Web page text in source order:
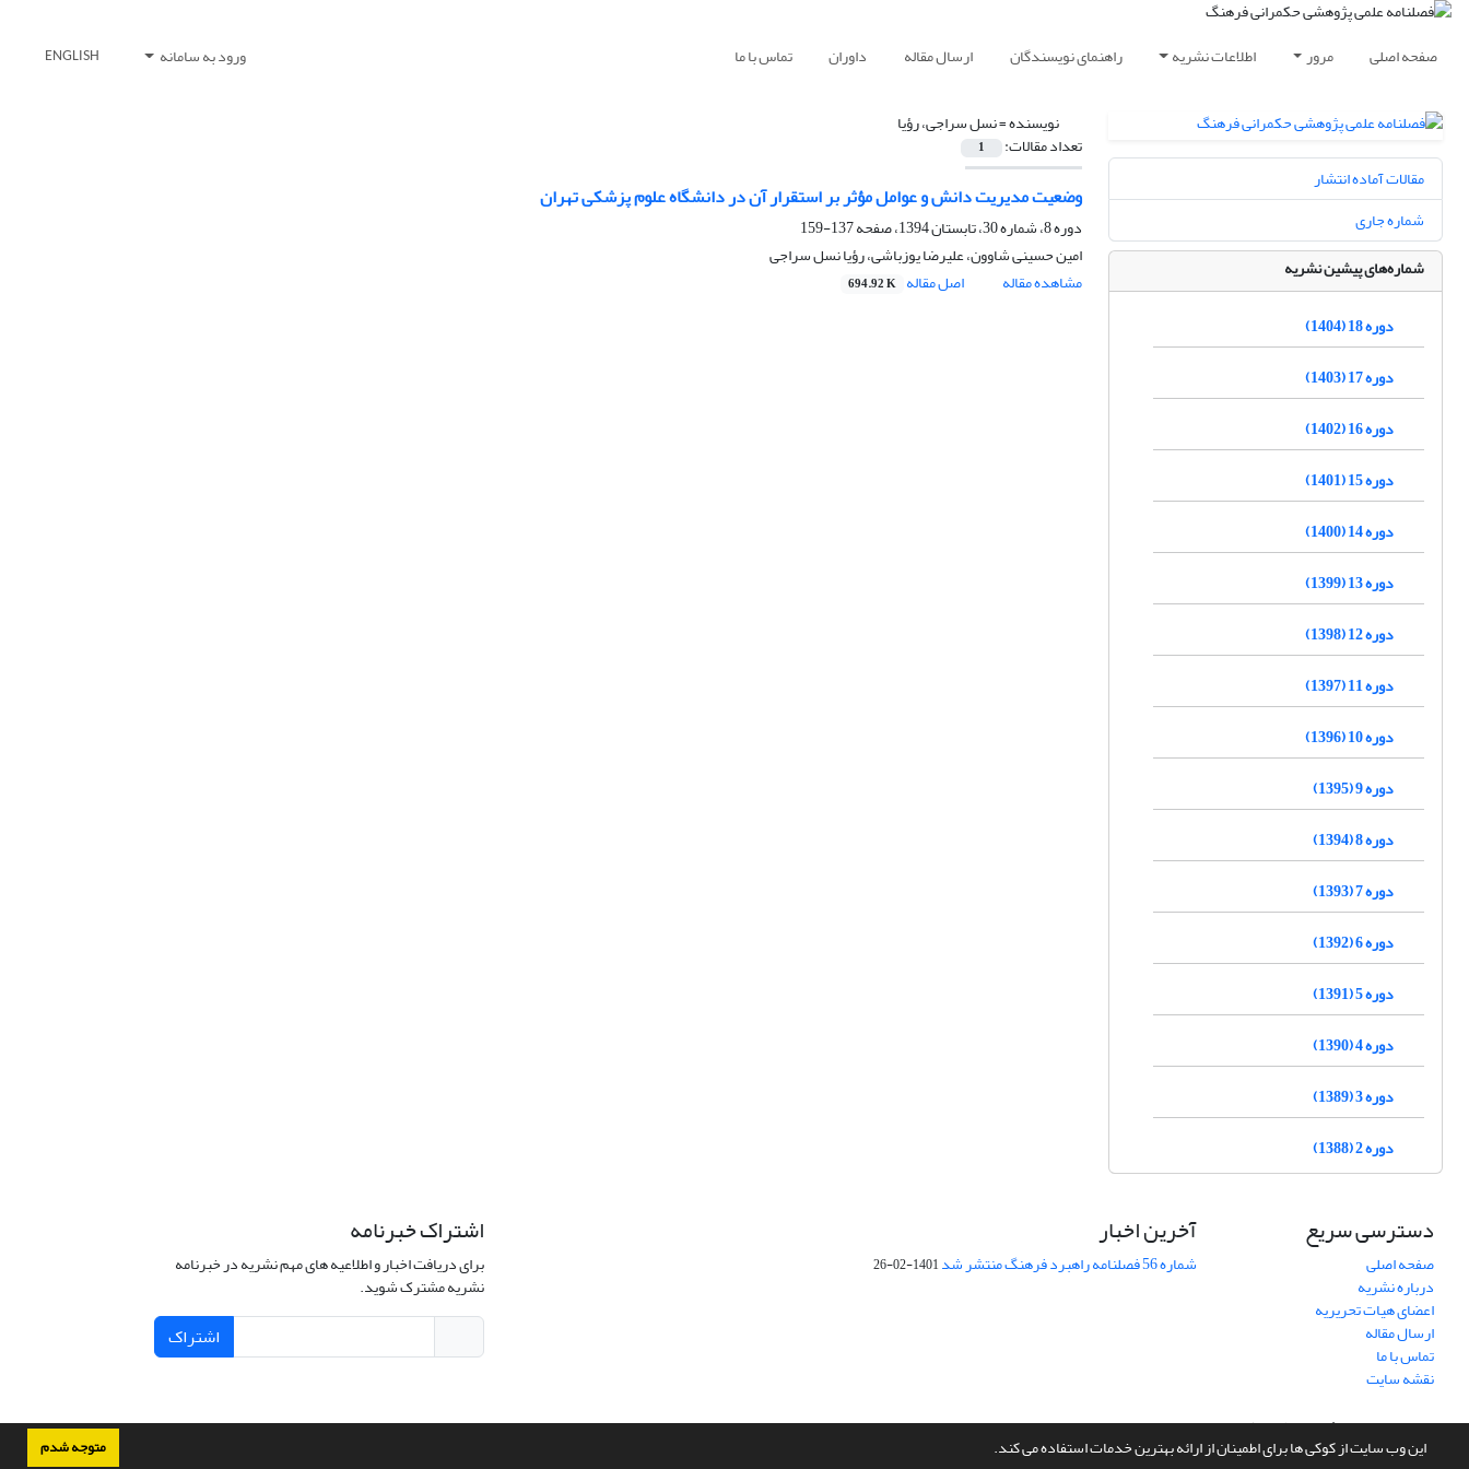
این وب سایت از کوکی ها برای اطمینان از ارائه بهترین خدمات استفاده می کند. متوجه شدم
صفحه اصلی مرور اطلاعات نشریه راهنمای نویسندگان ارسال مقاله داوران تماس با ما ورود به سامانه ENGLISH
نویسنده =نسل سراجی، رؤیا
تعداد مقالات: 1
وضعیت مدیریت دانش و عوامل مؤثر بر استقرار آن در دانشگاه علوم پزشکی تهران
دوره 8، شماره 30، تابستان 1394، صفحه
137-159
امین حسینی شاوون، علیرضا یوزباشی، رؤیا نسل سراجی
مشاهده مقاله
اصل مقاله 694.92 K
مقالات آماده انتشار
شماره جاری
شماره‌های پیشین نشریه
دوره 18 (1404)
دوره 17 (1403)
دوره 16 (1402)
دوره 15 (1401)
دوره 14 (1400)
دوره 13 (1399)
دوره 12 (1398)
دوره 11 (1397)
دوره 10 (1396)
دوره 9 (1395)
دوره 8 (1394)
دوره 7 (1393)
دوره 6 (1392)
دوره 5 (1391)
دوره 4 (1390)
دوره 3 (1389)
دوره 2 (1388)
دسترسی سریع
صفحه اصلی
درباره نشریه
اعضای هیات تحریریه
ارسال مقاله
تماس با ما
نقشه سایت
آخرین اخبار
شماره 56 فصلنامه راهبرد فرهنگ منتشر شد 1401-02-26
اشتراک خبرنامه
برای دریافت اخبار و اطلاعیه های مهم نشریه در خبرنامه
نشریه مشترک شوید.
اشتراک
سامانه مدیریت نشریات علمی.طراحی و پیاده سازی ازسیناوب